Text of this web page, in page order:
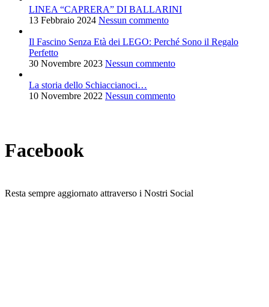
LINEA “CAPRERA” DI BALLARINI
13 Febbraio 2024 Nessun commento
Il Fascino Senza Età dei LEGO: Perché Sono il Regalo
Perfetto
30 Novembre 2023 Nessun commento
La storia dello Schiaccianoci…
10 Novembre 2022 Nessun commento
Facebook
Resta sempre aggiornato attraverso i Nostri Social